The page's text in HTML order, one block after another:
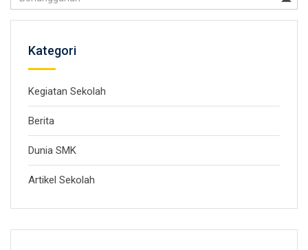
Kategori
Kegiatan Sekolah
Berita
Dunia SMK
Artikel Sekolah